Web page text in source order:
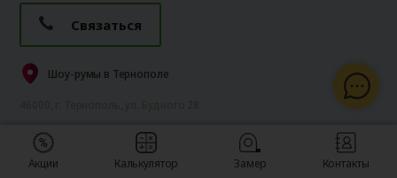
Связаться
Шоу-румы в Тернополе
Акции Калькулятор Замер Контакты